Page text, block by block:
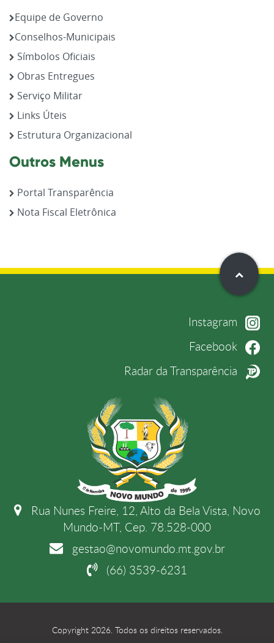
Equipe de Governo
Conselhos-Municipais
Símbolos Oficiais
Obras Entregues
Serviço Militar
Links Úteis
Estrutura Organizacional
Outros Menus
Portal Transparência
Nota Fiscal Eletrônica
Instagram
Facebook
Radar da Transparência
Rua Nunes Freire, 12, Alto da Bela Vista, Novo
Mundo-MT, Cep. 78.528-000
gestao@novomundo.mt.gov.br
(66) 3539-6231
Copyright 2026. Todos os direitos reservados.